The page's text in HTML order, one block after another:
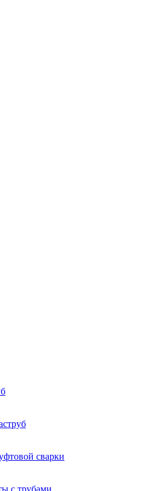
сварки
с трубами